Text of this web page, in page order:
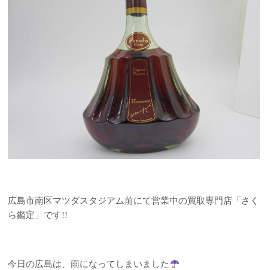
広島市南区マツダスタジアム前にて営業中の買取専門店「さく
ら鑑定」です!!
今日の広島は、雨になってしまいました